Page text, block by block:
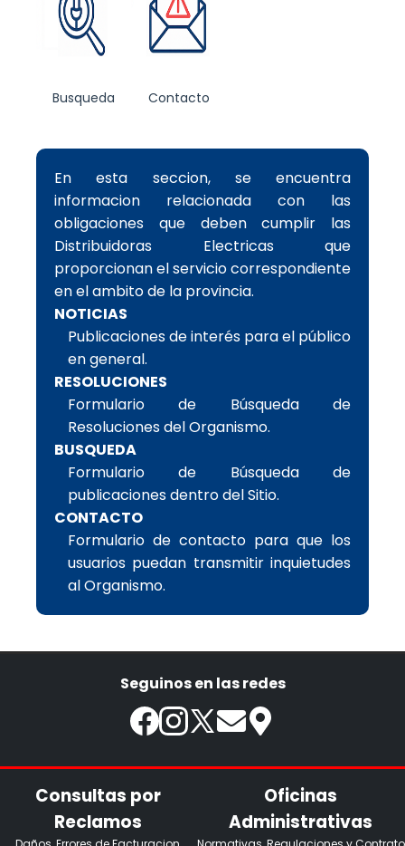
Busqueda Contacto
En esta seccion, se encuentra
informacion relacionada con las
obligaciones que deben cumplir las
Distribuidoras Electricas que
proporcionan el servicio correspondiente
en el ambito de la provincia.
NOTICIAS
Publicaciones de interés para el público
en general.
RESOLUCIONES
Formulario de Búsqueda de
Resoluciones del Organismo.
BUSQUEDA
Formulario de Búsqueda de
publicaciones dentro del Sitio.
CONTACTO
Formulario de contacto para que los
usuarios puedan transmitir inquietudes
al Organismo.
Seguinos en las redes
Consultas por
Reclamos
Oficinas
Administrativas